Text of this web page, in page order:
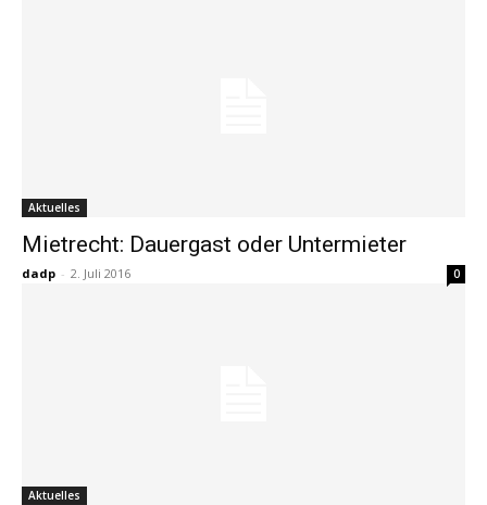
Aktuelles
Mietrecht: Dauergast oder Untermieter
dadp - 2. Juli 2016 0
Aktuelles